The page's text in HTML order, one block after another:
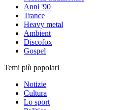
Anni '90
Trance
Heavy metal
Ambient
Discofox
Gospel
Temi più popolari
Notizie
Cultura
Lo sport